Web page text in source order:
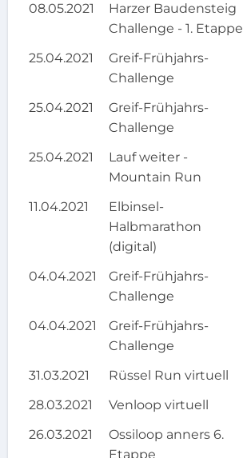
08.05.2021
Harzer Baudensteig
Challenge - 1. Etappe
25.04.2021
Greif-Frühjahrs-
Challenge
25.04.2021
Greif-Frühjahrs-
Challenge
25.04.2021
Lauf weiter -
Mountain Run
11.04.2021
Elbinsel-
Halbmarathon
(digital)
04.04.2021
Greif-Frühjahrs-
Challenge
04.04.2021
Greif-Frühjahrs-
Challenge
31.03.2021 Rüssel Run virtuell
28.03.2021
Venloop virtuell
26.03.2021
Ossiloop anners 6.
Etappe